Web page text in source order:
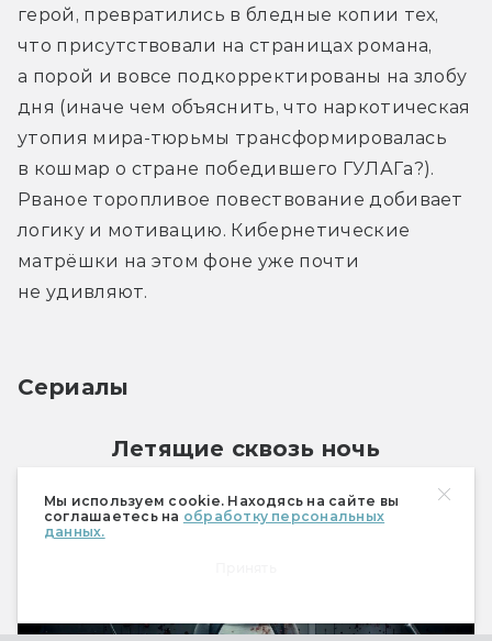
Мы используем cookie. Находясь на сайте вы
соглашаетесь на обработку персональных
данных.
герой, превратились в бледные копии тех,
что присутствовали на страницах романа,
а порой и вовсе подкорректированы на злобу
дня (иначе чем объяснить, что наркотическая
утопия мира-тюрьмы трансформировалась
в кошмар о стране победившего ГУЛАГа?).
Рваное торопливое повествование добивает
логику и мотивацию. Кибернетические
матрёшки на этом фоне уже почти
не удивляют.
Сериалы
Летящие сквозь ночь